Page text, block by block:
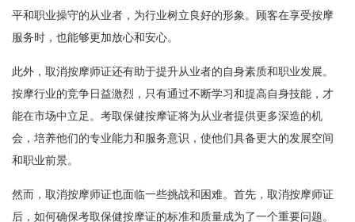
平和职业操守的从业者，为行业树立良好的形象。顾客在享受按摩
服务时，也能够更加放心和安心。
此外，取消按摩师证还有助于提升从业者的自身素质和职业发展。
按摩行业的竞争日益激烈，只有通过不断学习和提高自身技能，才
能在市场中立足。考取保健按摩证将为从业者提供更多深造的机
会，培养他们的专业能力和服务意识，使他们具备更大的发展空间
和职业前景。
然而，取消按摩师证也面临一些挑战和困难。首先，取消按摩师证
后，如何确保考取保健按摩证的标准和质量成为了一个重要问题。